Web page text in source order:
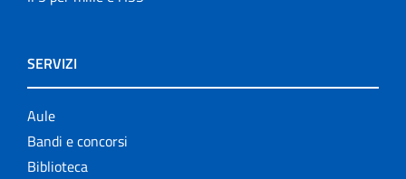
SERVIZI
Aule
Bandi e concorsi
Biblioteca